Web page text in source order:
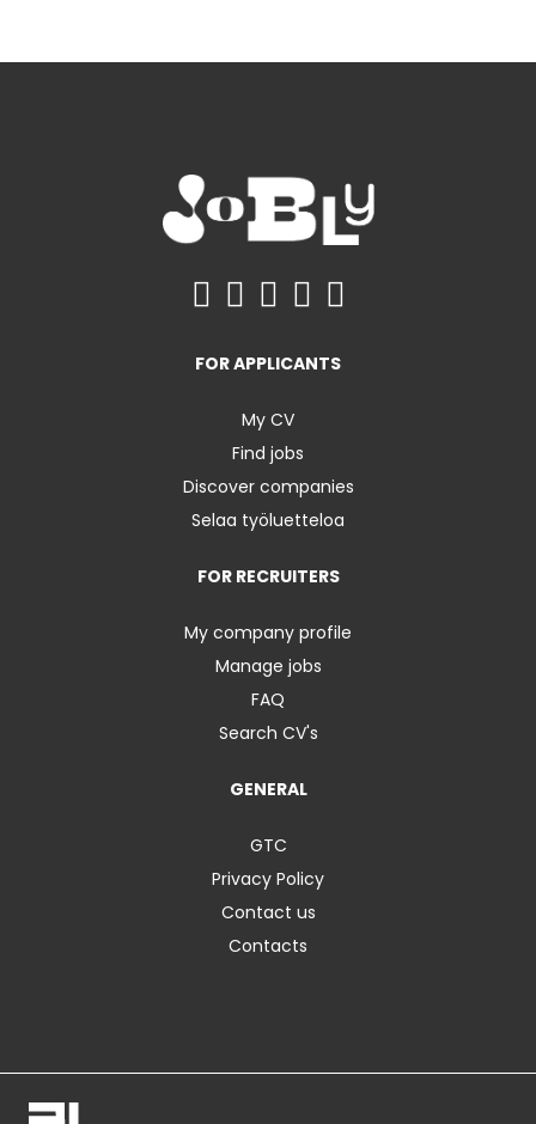
FOR APPLICANTS
My CV
Find jobs
Discover companies
Selaa työluetteloa
FOR RECRUITERS
My company profile
Manage jobs
FAQ
Search CV's
GENERAL
GTC
Privacy Policy
Contact us
Contacts